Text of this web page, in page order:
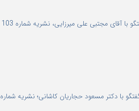
آقای مجتبی علی میرزایی، نشریه شماره 103
با دکتر مسعود حجاریان کاشانی؛ نشریه شماره 102